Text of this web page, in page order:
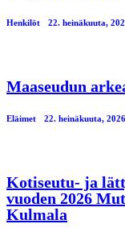
Henkilöt 22. heinäkuuta,
Maaseudun
Eläimet 22. heinäkuuta, 2026
Kotiseutu- ja
vuoden 2026
Kulmala